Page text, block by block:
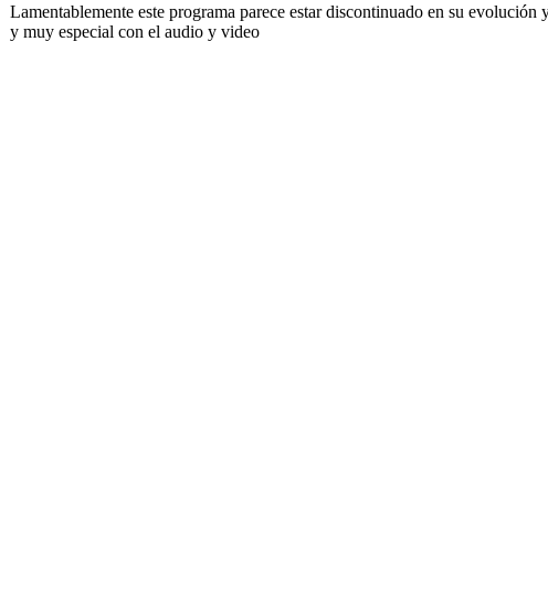
Lamentablemente este programa parece estar discontinuado en su
y muy especial con el audio y video